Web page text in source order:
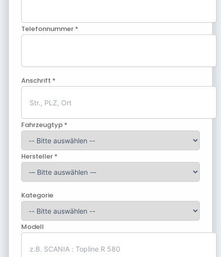
Telefonnummer *
Anschrift *
Fahrzeugtyp *
Hersteller *
Kategorie
Modell